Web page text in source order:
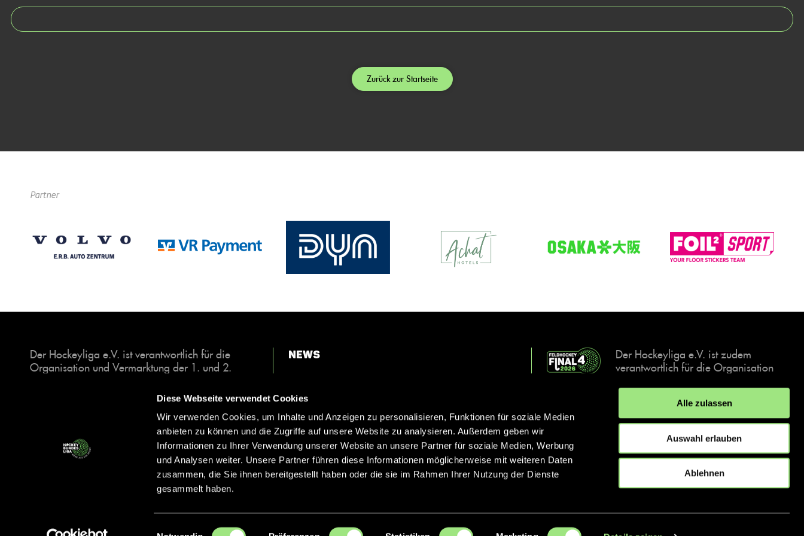
Diese Webseite verwendet Cookies
Wir verwenden Cookies, um Inhalte und Anzeigen zu personalisieren, Funktionen für soziale Medien
anbieten zu können und die Zugriffe auf unsere Website zu analysieren. Außerdem geben wir
Informationen zu Ihrer Verwendung unserer Website an unsere Partner für soziale Medien, Werbung
und Analysen weiter. Unsere Partner führen diese Informationen möglicherweise mit weiteren Daten
zusammen, die Sie ihnen bereitgestellt haben oder die sie im Rahmen Ihrer Nutzung der Dienste
gesammelt haben.
Einwilligungsauswahl
Alle zulassen
Auswahl erlauben
Ablehnen
Zurück zur Startseite
Partner
Der Hockeyliga e.V. ist verantwortlich für die
Organisation und Vermarktung der 1. und 2.
Halle. Insgesamt sind über 60 Vereine unter dem
Dach der Hockeyliga organisiert, sowohl im
Herren als auch im Damen Bereich.
News
Kontakt
Der Hockeyliga e.V. ist zudem
verantwortlich für die Organisation
Events, der deutschen Hockey-
Meisterschaften.
IMPRESSUM DATENSCHUTZERKLÄRUNG
© 2026 hockey.de